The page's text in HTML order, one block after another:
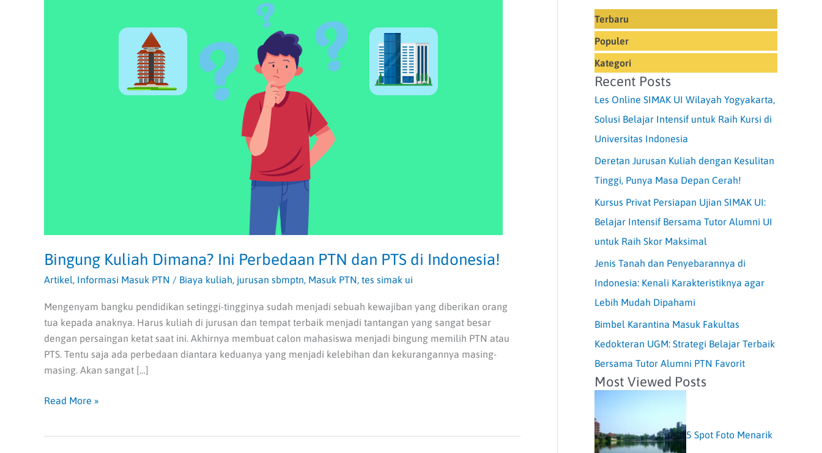
Bingung Kuliah Dimana? Ini Perbedaan PTN dan PTS di Indonesia!
Artikel, Informasi Masuk PTN / Biaya kuliah, jurusan sbmptn, Masuk PTN, tes simak ui
Mengenyam bangku pendidikan setinggi-tingginya sudah menjadi sebuah kewajiban yang diberikan orang
tua kepada anaknya. Harus kuliah di jurusan dan tempat terbaik menjadi tantangan yang sangat besar
dengan persaingan ketat saat ini. Akhirnya membuat calon mahasiswa menjadi bingung memilih PTN atau
PTS. Tentu saja ada perbedaan diantara keduanya yang menjadi kelebihan dan kekurangannya masing-
masing. Akan sangat […]
Read More »
Terbaru
Populer
Kategori
Recent Posts
Les Online SIMAK UI Wilayah Yogyakarta,
Solusi Belajar Intensif untuk Raih Kursi di
Universitas Indonesia
Deretan Jurusan Kuliah dengan Kesulitan
Tinggi, Punya Masa Depan Cerah!
Kursus Privat Persiapan Ujian SIMAK UI:
Belajar Intensif Bersama Tutor Alumni UI
untuk Raih Skor Maksimal
Jenis Tanah dan Penyebarannya di
Indonesia: Kenali Karakteristiknya agar
Lebih Mudah Dipahami
Bimbel Karantina Masuk Fakultas
Kedokteran UGM: Strategi Belajar Terbaik
Bersama Tutor Alumni PTN Favorit
Most Viewed Posts
5 Spot Foto Menarik